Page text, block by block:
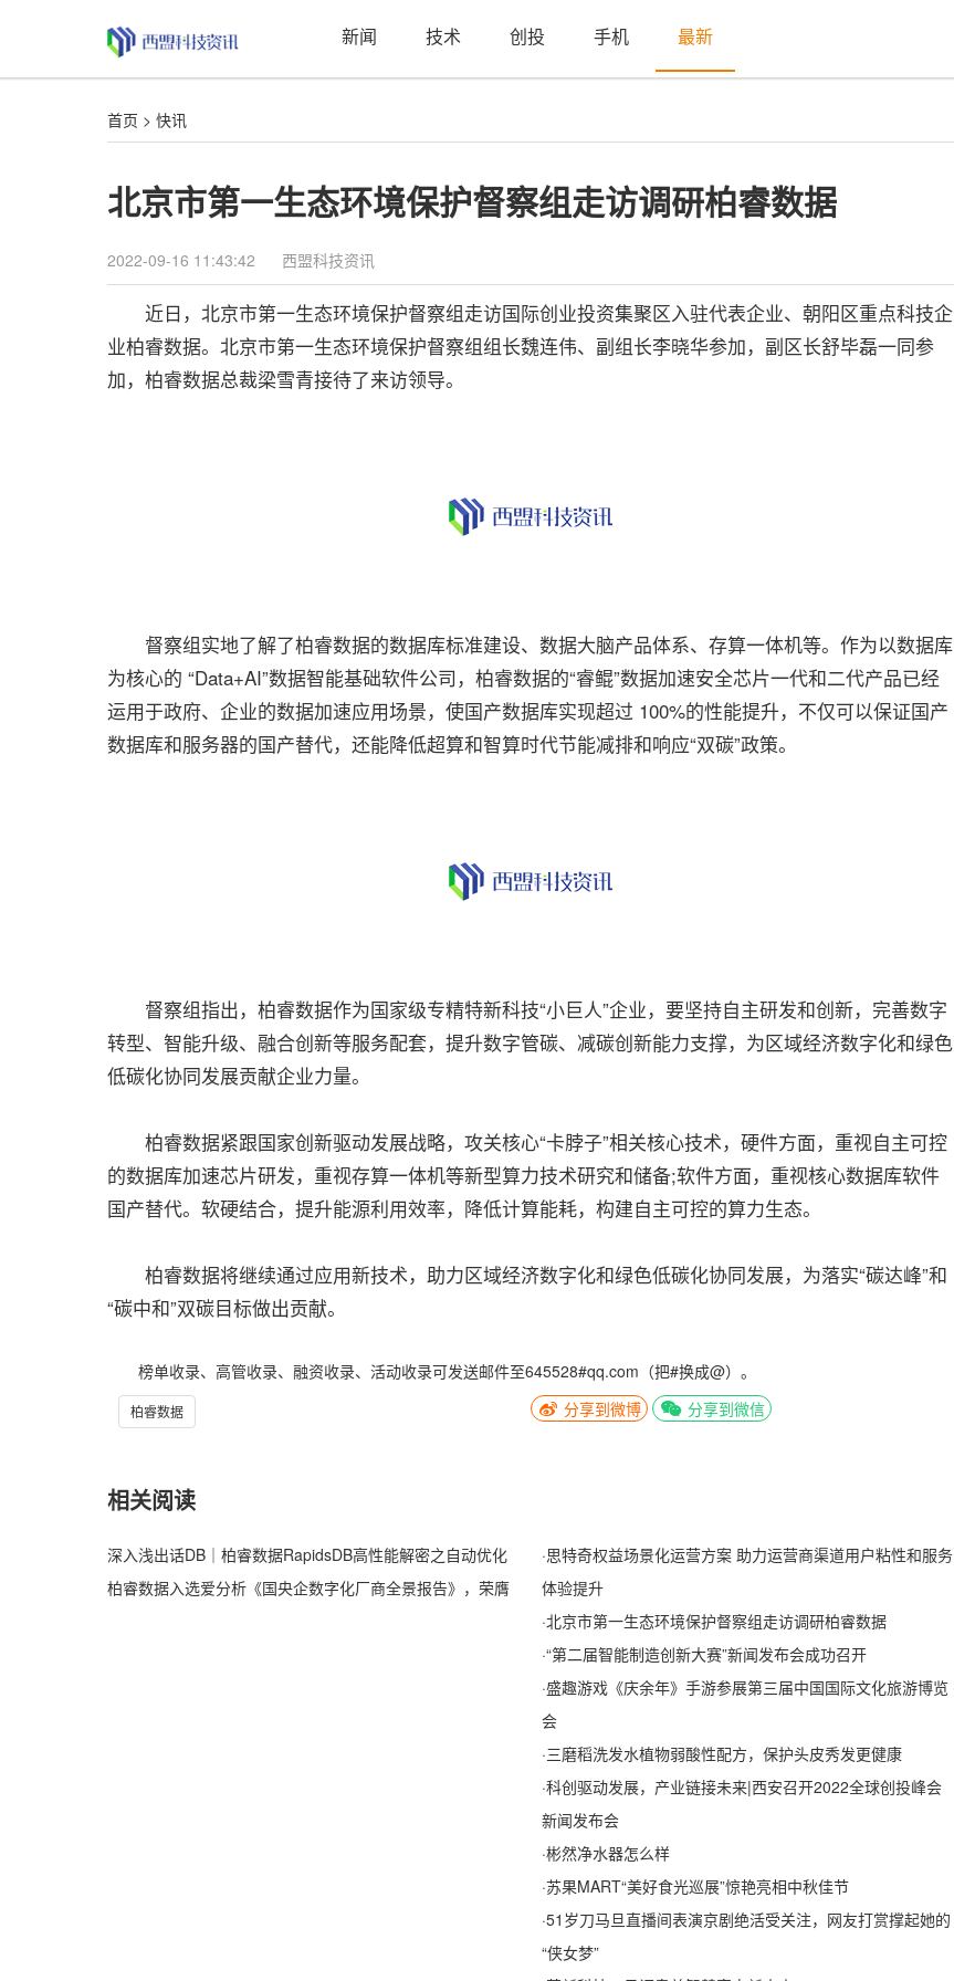
新闻 技术 创投 手机 最新
首页 > 快讯
北京市第一生态环境保护督察组走访调研柏睿数据
2022-09-16 11:43:42 西盟科技资讯
近日，北京市第一生态环境保护督察组走访国际创业投资集聚区入驻代表企业、朝阳区重点科技企
业柏睿数据。北京市第一生态环境保护督察组组长魏连伟、副组长李晓华参加，副区长舒毕磊一同参
加，柏睿数据总裁梁雪青接待了来访领导。
督察组实地了解了柏睿数据的数据库标准建设、数据大脑产品体系、存算一体机等。作为以数据库
为核心的 “Data+AI”数据智能基础软件公司，柏睿数据的“睿鲲”数据加速安全芯片一代和二代产品已经
运用于政府、企业的数据加速应用场景，使国产数据库实现超过 100%的性能提升，不仅可以保证国产
数据库和服务器的国产替代，还能降低超算和智算时代节能减排和响应“双碳”政策。
督察组指出，柏睿数据作为国家级专精特新科技“小巨人”企业，要坚持自主研发和创新，完善数字
转型、智能升级、融合创新等服务配套，提升数字管碳、减碳创新能力支撑，为区域经济数字化和绿色
低碳化协同发展贡献企业力量。
柏睿数据紧跟国家创新驱动发展战略，攻关核心“卡脖子”相关核心技术，硬件方面，重视自主可控
的数据库加速芯片研发，重视存算一体机等新型算力技术研究和储备;软件方面，重视核心数据库软件
国产替代。软硬结合，提升能源利用效率，降低计算能耗，构建自主可控的算力生态。
柏睿数据将继续通过应用新技术，助力区域经济数字化和绿色低碳化协同发展，为落实“碳达峰”和
“碳中和”双碳目标做出贡献。
榜单收录、高管收录、融资收录、活动收录可发送邮件至645528#qq.com（把#换成@）。
柏睿数据 分享到微博 分享到微信
相关阅读
深入浅出话DB｜柏睿数据RapidsDB高性能解密之自动优化
柏睿数据入选爱分析《国央企数字化厂商全景报告》，荣膺
·思特奇权益场景化运营方案 助力运营商渠道用户粘性和服务
体验提升
·北京市第一生态环境保护督察组走访调研柏睿数据
·“第二届智能制造创新大赛”新闻发布会成功召开
·盛趣游戏《庆余年》手游参展第三届中国国际文化旅游博览
会
·三磨稻洗发水植物弱酸性配方，保护头皮秀发更健康
·科创驱动发展，产业链接未来|西安召开2022全球创投峰会
新闻发布会
·彬然净水器怎么样
·苏果MART“美好食光巡展”惊艳亮相中秋佳节
·51岁刀马旦直播间表演京剧绝活受关注，网友打赏撑起她的
“侠女梦”